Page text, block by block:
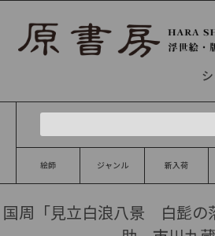
絵師 ジャンル 新入荷
国周「見立白浪八景 白髭